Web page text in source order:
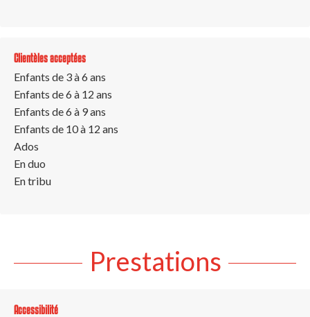
Clientèles acceptées
Enfants de 3 à 6 ans
Enfants de 6 à 12 ans
Enfants de 6 à 9 ans
Enfants de 10 à 12 ans
Ados
En duo
En tribu
Prestations
Accessibilité